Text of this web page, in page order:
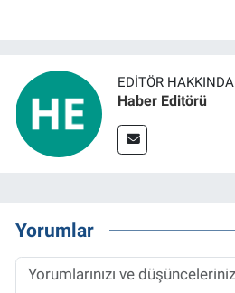
EDITÖR HAKKINDA
Haber Editörü
Yorumlar